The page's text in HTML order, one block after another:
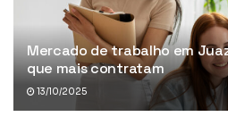
Mercado de trabalho em
que mais contratam
13/10/2025